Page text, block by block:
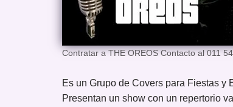
Contratar a THE OREOS Contacto al 011
Es un Grupo de Covers para Fiestas y
Presentan un show con un repertorio